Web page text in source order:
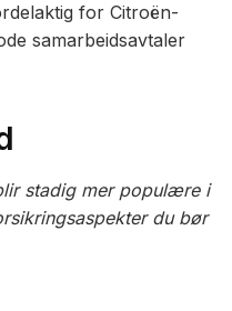
for Citroën-
samarbeidsavtaler
stadig mer populære i
du bør